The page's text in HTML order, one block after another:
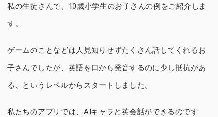
私の生徒さんで、10歳小学生のお子さんの例をご紹介しま
す。
ゲームのことなどは人見知りせずたくさん話してくれるお
子さんでしたが、英語を口から発音するのに少し抵抗があ
る、というレベルからスタートしました。
私たちのアプリでは、AIキャラと英会話ができるのです